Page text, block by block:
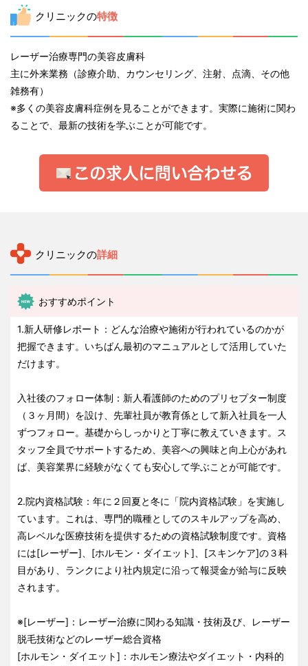
クリニックの特徴
レーザー治療専門の美容皮膚科
主に外来業務（診療介助、カウンセリング、注射、点滴、その他
雑務有）
※多くの美容皮膚科症例を見ることができます。実際に施術に関わ
ることで、最新の技術を学ぶことが可能です。
クリニックの詳細
おすすめポイント
1.新人研修レポート：どんな治療や施術が行われているのかが
把握できます。いちばん最初のマニュアルとして活用していた
だけます。
入社後のフォロー体制：新人看護師のためのプリセプター制度
（３ヶ月間）を設け、先輩社員が教育係として新入社員を一人
ずつフォロー。基礎からしっかりと丁寧に教えていきます。ス
タッフ全員でサポートするため、美容への興味と向上心があれ
ば、美容業界に経験がなくても安心して学ぶことが可能です。
2.院内資格試験：年に２回夏と冬に「院内資格試験」を実施し
ています。これは、専門的職種としてのスキルアップを高め、
高レベルな医療技術を提供するための資格試験制度です。資格
には[レーザー]、[ホルモン・ダイエット]、[スキンケア]の３科
目があり、ランクにより社内規定に沿って報奨金が給与に反映
されます。
※[レーザー]：レーザー治療に関わる知識・技術及び、レーザー
脱毛技術などのレーザー総合資格
[ホルモン・ダイエット]：ホルモン療法やダイエット・内科的